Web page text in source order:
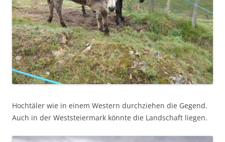
Hochtäler wie in einem Western durchziehen die Gegend.
Auch in der Weststeiermark könnte die Landschaft liegen.